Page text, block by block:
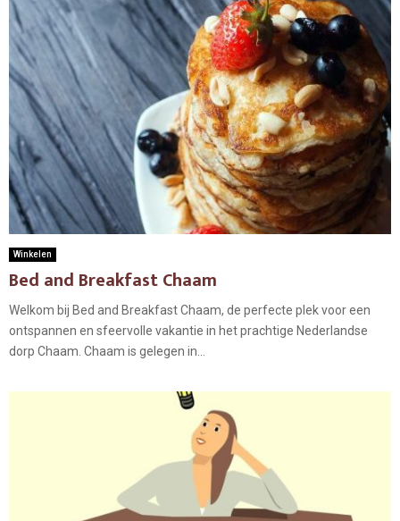
Winkelen
Bed and Breakfast Chaam
Welkom bij Bed and Breakfast Chaam, de perfecte plek voor een
ontspannen en sfeervolle vakantie in het prachtige Nederlandse
dorp Chaam. Chaam is gelegen in...